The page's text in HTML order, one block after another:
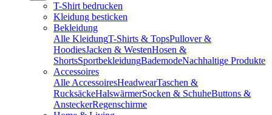
T-Shirt bedrucken
Kleidung besticken
Bekleidung
Alle KleidungT-Shirts & TopsPullover &
HoodiesJacken & WestenHosen &
ShortsSportbekleidungBademodeNachhaltige Produkte
Accessoires
Alle AccessoiresHeadwearTaschen &
RucksäckeHalswärmerSocken & SchuheButtons &
AnsteckerRegenschirme